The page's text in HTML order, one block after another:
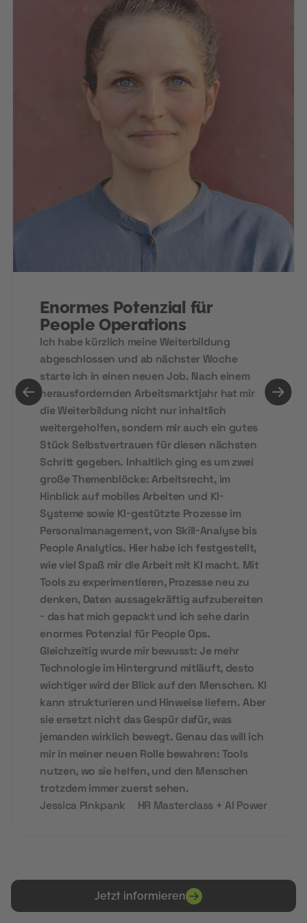
Enormes Potenzial für
People Operations
Ich habe kürzlich meine Weiterbildung
abgeschlossen und ab nächster Woche
starte ich in einen neuen Job. Nach einem
herausfordernden Arbeitsmarktjahr hat mir
die Weiterbildung nicht nur inhaltlich
weitergeholfen, sondern mir auch ein gutes
Stück Selbstvertrauen für diesen nächsten
Schritt gegeben. Inhaltlich ging es um zwei
große Themenblöcke: Arbeitsrecht, im
Hinblick auf mobiles Arbeiten und KI-
Systeme sowie KI-gestützte Prozesse im
Personalmanagement, von Skill-Analyse bis
People Analytics. Hier habe ich festgestellt,
wie viel Spaß mir die Arbeit mit KI macht. Mit
Tools zu experimentieren, Prozesse neu zu
denken, Daten aussagekräftig aufzubereiten
- das hat mich gepackt und ich sehe darin
enormes Potenzial für People Ops.
Gleichzeitig wurde mir bewusst: Je mehr
Technologie im Hintergrund mitläuft, desto
wichtiger wird der Blick auf den Menschen. KI
kann strukturieren und Hinweise liefern. Aber
sie ersetzt nicht das Gespür dafür, was
jemanden wirklich bewegt. Genau das will ich
mir in meiner neuen Rolle bewahren: Tools
nutzen, wo sie helfen, und den Menschen
trotzdem immer zuerst sehen.
Jessica Pinkpank
HR Masterclass + AI Power
Jetzt informieren